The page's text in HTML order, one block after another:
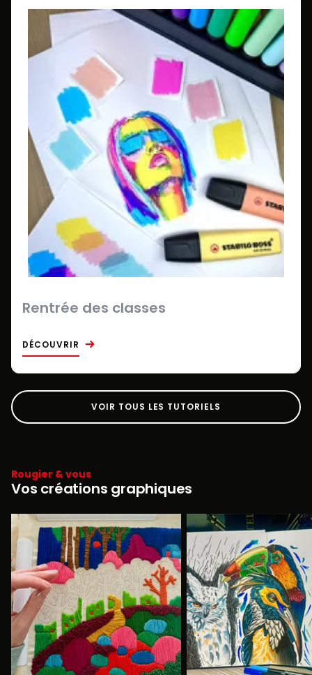
Rentrée des classes
DÉCOUVRIR
VOIR TOUS LES TUTORIELS
Rougier & vous
Vos créations graphiques